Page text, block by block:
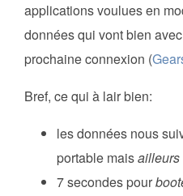
applications voulues en
données qui vont bien
prochaine connexion (
Bref, ce qui à lair bien:
les données nous
portable maisailleurs
7 secondes pour